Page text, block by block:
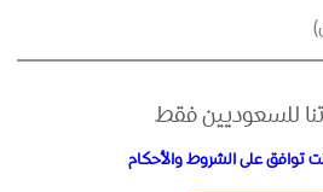
للسعوديين فقط
توافق على الشروط والأحكام